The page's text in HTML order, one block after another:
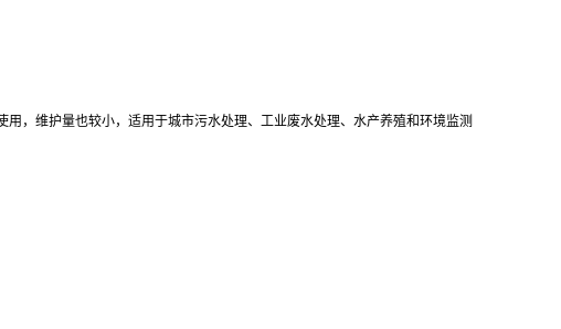
，维护量也较小，适用于城市污水处理、工业废水处理、水产养殖和环境监测